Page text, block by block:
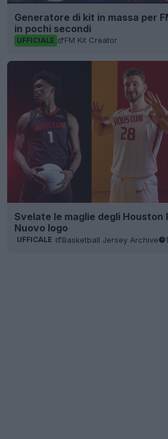
Generatore di kit in massa per
in pochi secondi
UFFICIALE FM Kit Creator
Svelate le maglie degli Houston
Nuovo logo
UFFICALE Basketball Jersey Archive